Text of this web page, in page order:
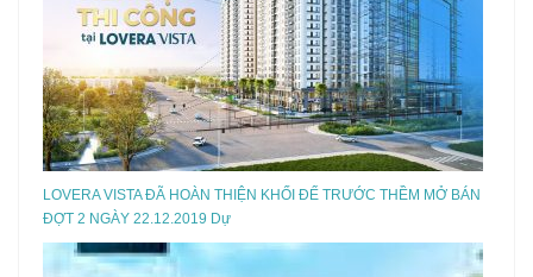
LOVERA VISTA ĐÃ HOÀN THIỆN KHỐI ĐẾ TRƯỚC THỀM MỞ BÁN
ĐỢT 2 NGÀY 22.12.2019 Dự